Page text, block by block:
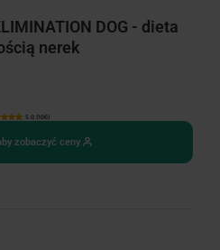
DOG - dieta
nerek
5.0 (106)
zobaczyć ceny